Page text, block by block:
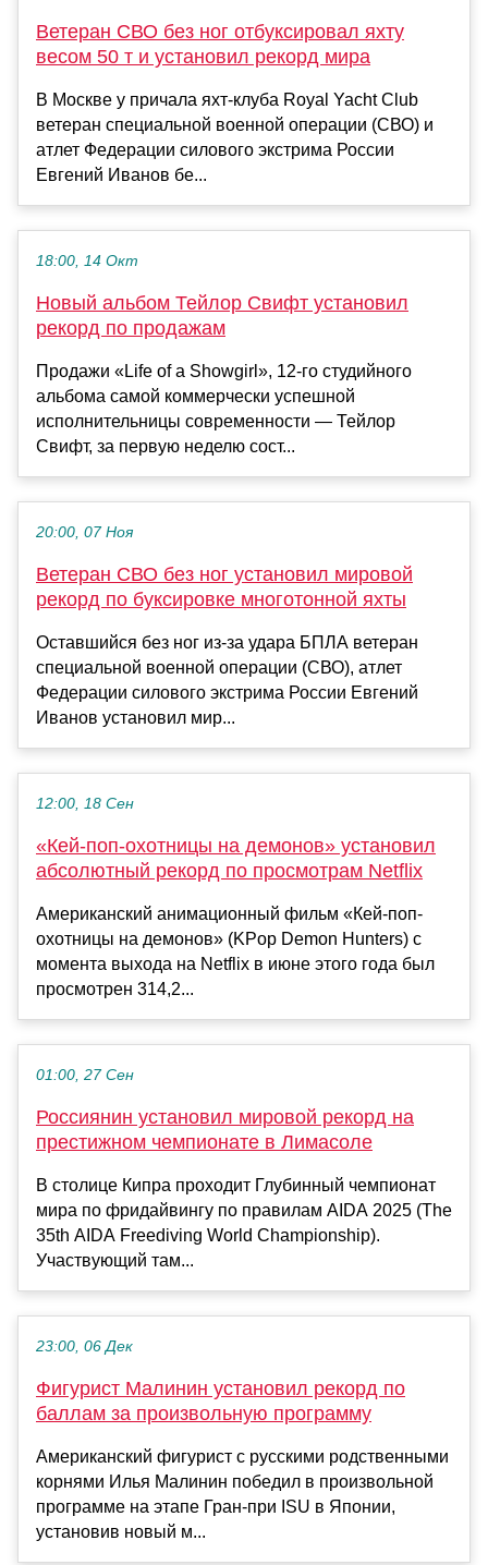
Ветеран СВО без ног отбуксировал яхту
весом 50 т и установил рекорд мира
В Москве у причала яхт-клуба Rоyal Yacht Club
ветеран специальной военной операции (СВО) и
атлет Федерации силового экстрима России
Евгений Иванов бе...
18:00, 14 Окт
Новый альбом Тейлор Свифт установил
рекорд по продажам
Продажи «Life of a Showgirl», 12-го студийного
альбома самой коммерчески успешной
исполнительницы современности — Тейлор
Свифт, за первую неделю сост...
20:00, 07 Ноя
Ветеран СВО без ног установил мировой
рекорд по буксировке многотонной яхты
Оставшийся без ног из-за удара БПЛА ветеран
специальной военной операции (СВО), атлет
Федерации силового экстрима России Евгений
Иванов установил мир...
12:00, 18 Сен
«Кей-поп-охотницы на демонов» установил
абсолютный рекорд по просмотрам Netflix
Американский анимационный фильм «Кей-поп-
охотницы на демонов» (KPop Demon Hunters) с
момента выхода на Netflix в июне этого года был
просмотрен 314,2...
01:00, 27 Сен
Россиянин установил мировой рекорд на
престижном чемпионате в Лимасоле
В столице Кипра проходит Глубинный чемпионат
мира по фридайвингу по правилам AIDA 2025 (The
35th AIDA Freediving World Championship).
Участвующий там...
23:00, 06 Дек
Фигурист Малинин установил рекорд по
баллам за произвольную программу
Американский фигурист с русскими родственными
корнями Илья Малинин победил в произвольной
программе на этапе Гран-при ISU в Японии,
установив новый м...